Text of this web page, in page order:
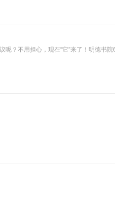
？‎不用担心，现在“它”来了！‎明德书